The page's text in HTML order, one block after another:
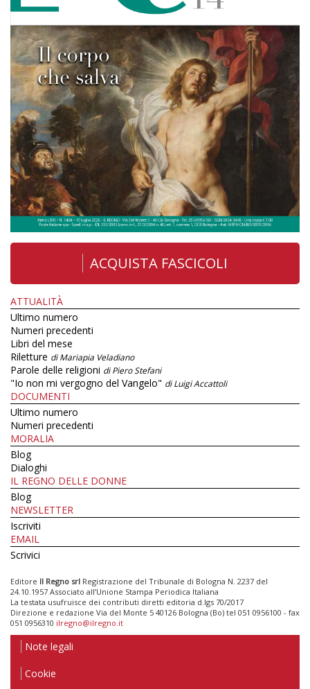
ACQUISTA FASCICOLI
ATTUALITÀ
Ultimo numero
Numeri precedenti
Libri del mese
Riletture di Mariapia Veladiano
Parole delle religioni di Piero Stefani
"Io non mi vergogno del Vangelo" di Luigi Accattoli
DOCUMENTI
Ultimo numero
Numeri precedenti
MORALIA
Blog
Dialoghi
IL REGNO DELLE DONNE
Blog
NEWSLETTER
Iscriviti
EMAIL
Scrivici
Editore Il Regno srl Registrazione del Tribunale di Bologna N. 2237 del
24.10.1957 Associato all’Unione Stampa Periodica Italiana
La testata usufruisce dei contributi diretti editoria d.lgs 70/2017
Direzione e redazione Via del Monte 5 40126 Bologna (Bo) tel 051 0956100 - fax
051 0956310 ilregno@ilregno.it
Note legali
Cookie